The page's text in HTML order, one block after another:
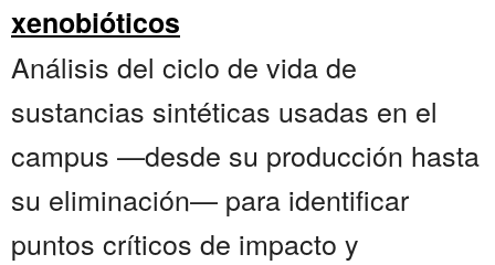
xenobióticos
Análisis del ciclo de vida de
sustancias sintéticas usadas en el
campus —desde su producción hasta
su eliminación— para identificar
puntos críticos de impacto y